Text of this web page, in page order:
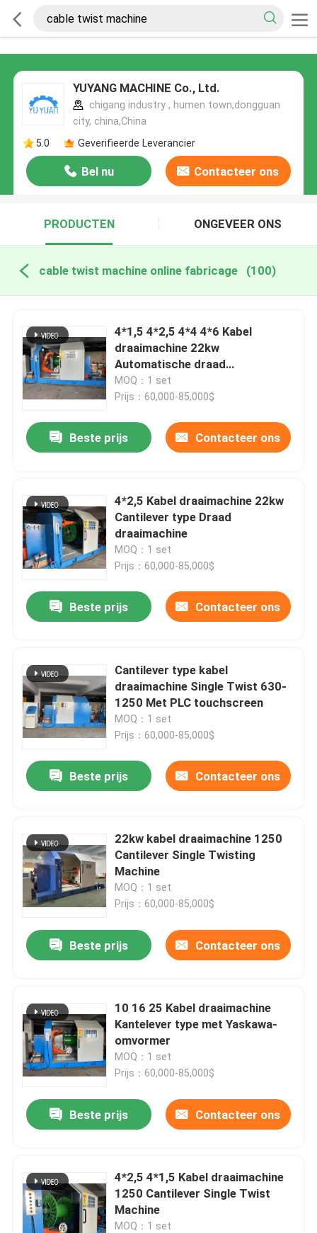
YUYANG MACHINE Co., Ltd.
chigang industry , humen town,dongguan
city, china,China
5.0
Geverifieerde Leverancier
Bel nu Contacteer ons
PRODUCTEN ONGEVEER ONS
cable twist machine online fabricage (100)
4*1,5 4*2,5 4*4 4*6 Kabel
draaimachine 22kw
Automatische draad
draaimachine
MOQ：1 set
Prijs：60,000-85,000$
Beste prijs Contacteer ons
4*2,5 Kabel draaimachine 22kw
Cantilever type Draad
draaimachine
MOQ：1 set
Prijs：60,000-85,000$
Beste prijs Contacteer ons
Cantilever type kabel
draaimachine Single Twist 630-
1250 Met PLC touchscreen
MOQ：1 set
Prijs：60,000-85,000$
Beste prijs Contacteer ons
22kw kabel draaimachine 1250
Cantilever Single Twisting
Machine
MOQ：1 set
Prijs：60,000-85,000$
Beste prijs Contacteer ons
10 16 25 Kabel draaimachine
Kantelever type met Yaskawa-
omvormer
MOQ：1 set
Prijs：60,000-85,000$
Beste prijs Contacteer ons
4*2,5 4*1,5 Kabel draaimachine
1250 Cantilever Single Twist
Machine
MOQ：1 set